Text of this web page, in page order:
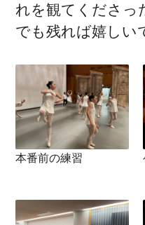
れを観てくださっ
でも残れば嬉しい
本番前の練習